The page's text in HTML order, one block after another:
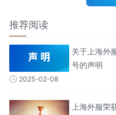
推荐阅读
关于上海外
号的声明
2025-02-08
上海外服荣